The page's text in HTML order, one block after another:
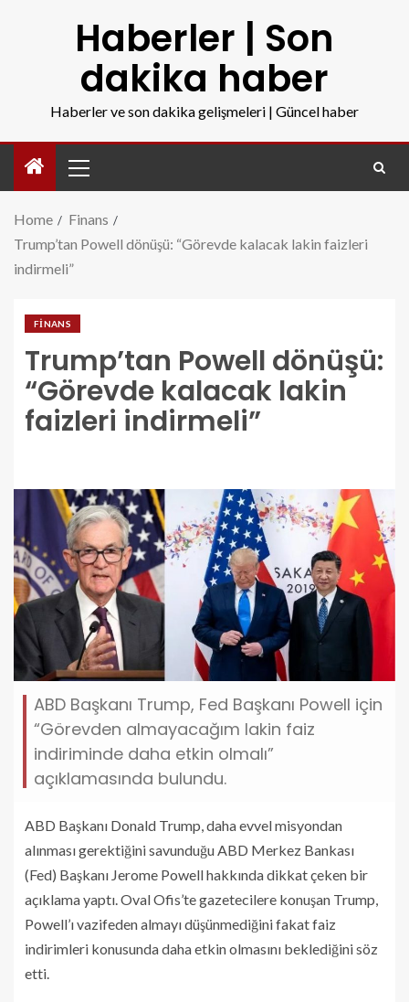
Haberler | Son
dakika haber
Haberler ve son dakika gelişmeleri | Güncel haber
Home
Finans
Trump’tan Powell dönüşü: “Görevde kalacak lakin faizleri
indirmeli”
FINANS
Trump’tan Powell dönüşü:
“Görevde kalacak lakin
faizleri indirmeli”
ABD Başkanı Trump, Fed Başkanı Powell için
“Görevden almayacağım lakin faiz
indiriminde daha etkin olmalı”
açıklamasında bulundu.
ABD Başkanı Donald Trump, daha evvel misyondan
alınması gerektiğini savunduğu ABD Merkez Bankası
(Fed) Başkanı Jerome Powell hakkında dikkat çeken bir
açıklama yaptı. Oval Ofis’te gazetecilere konuşan Trump,
Powell’ı vazifeden almayı düşünmediğini fakat faiz
indirimleri konusunda daha etkin olmasını beklediğini söz
etti.